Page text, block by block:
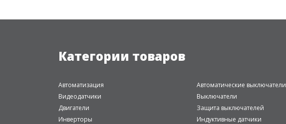
Категории товаров
Автоматизация Автоматические выключатели
Видеодатчики
Выключатели
Двигатели
Защита выключателей
Инверторы
Индуктивные датчики